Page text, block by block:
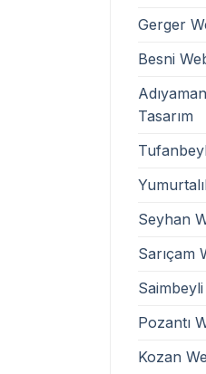
Gerger
Besni
Tasarım
Seyhan
Sarıçam
Pozantı
Kozan